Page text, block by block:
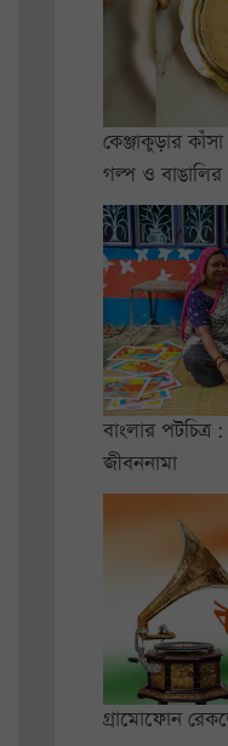
কেঞ্জাকুড়ার
গল্প ও বাঙালির
বাংলার
জীবননামা
গ্রামোফোন